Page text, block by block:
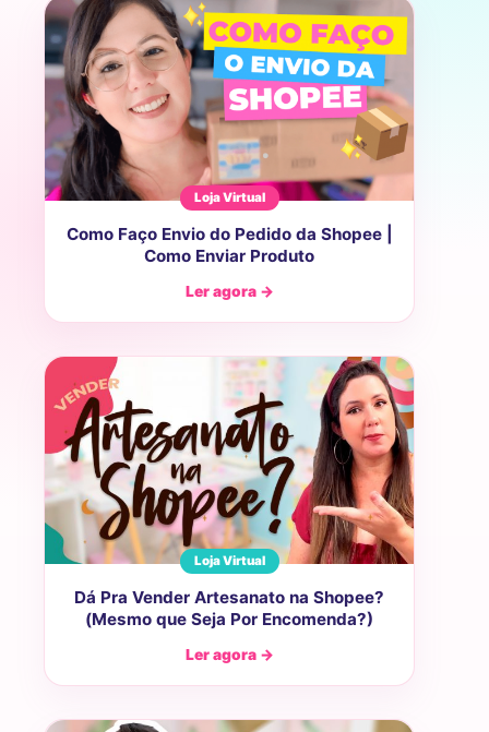
Loja Virtual
Como Faço Envio do Pedido da Shopee |
Como Enviar Produto
Ler agora →
Loja Virtual
Dá Pra Vender Artesanato na Shopee?
(Mesmo que Seja Por Encomenda?)
Ler agora →